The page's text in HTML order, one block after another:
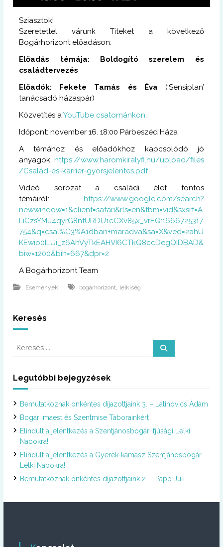
Sziasztok!
Szeretettel várunk Titeket a következő
Bogárhorizont előadáson:
Előadás témája: Boldogító szerelem és
családtervezés
Előadók: Fekete Tamás és Éva (‘Sensiplan’
tanácsadó házaspár)
Közvetítés aYouTube csatornánkon.
Időpont: november 16. 18:00 Párbeszéd Háza
A témához és előadókhoz kapcsolódó jó
anyagok: https://www.haromkiralyfi.hu/upload/files
/Csalad-es-karrier-gyorsjelentes.pdf
Videó sorozat a családi élet fontos
témáiról: https://www.google.com/search?
newwindow=1&client=safari&rls=en&tbm=vid&sxsrf=A
LiCzsYMu4qyrG8nfURDU1cCXv85x_vrEQ:1666725317
754&q=csal%C3%A1dban+maradva&sa=X&ved=2ahU
KEwio0ILUi_z6AhVyTkEAHVI6CTkQ8ccDegQIDBAD&
biw=1200&bih=667&dpr=2
A Bogárhorizont Team
Események bogárhorizont lelkiség
Keresés
K
e
s
:
K
Legutóbbi bejegyzések
Bemutatkoznak önkéntes díjazottjaink 3. – Latinovics Ádám
Bogár Imaest és Szentmise Táborainkért
Elindult a jelentkezés a Szentjánosbogár Ifjúsági Lelki
Napokra!
Elindult a jelentkezés a Gyerek-kamasz Szentjánosbogár
Lelki Napokra!
Bemutatkoznak önkéntes díjazottjaink 2. – Papp Juli